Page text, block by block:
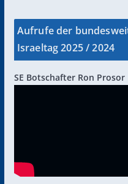
Aufrufe der
Israeltag 2025 / 2024
SE Botschafter Ron Prosor